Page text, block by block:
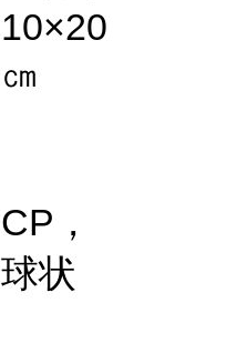
10×20
㎝
CP ，
球状